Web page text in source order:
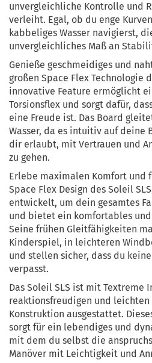
unvergleichliche Kontrolle und
verleiht. Egal, ob du enge
kabbeliges Wasser navigierst,
unvergleichliches Maß an
Genieße geschmeidiges und
großen Space Flex Technologie
innovative Feature ermöglicht
Torsionsflex und sorgt dafür,
eine Freude ist. Das Board
Wasser, da es intuitiv auf deine
dir erlaubt, mit Vertrauen und
zu gehen.
Erlebe maximalen Komfort und
Space Flex Design des Soleil
entwickelt, um dein gesamtes
und bietet ein komfortables
Seine frühen Gleitfähigkeiten
Kinderspiel, in leichteren
und stellen sicher, dass du
verpasst.
Das Soleil SLS ist mit Textreme
reaktionsfreudigen und leichten
Konstruktion ausgestattet.
sorgt für ein lebendiges und
mit dem du selbst die
Manöver mit Leichtigkeit und